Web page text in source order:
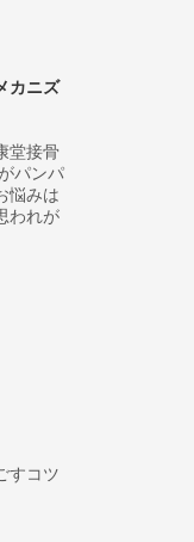
カニズ
堂接骨
パンパ
悩みは
われが
すコツ